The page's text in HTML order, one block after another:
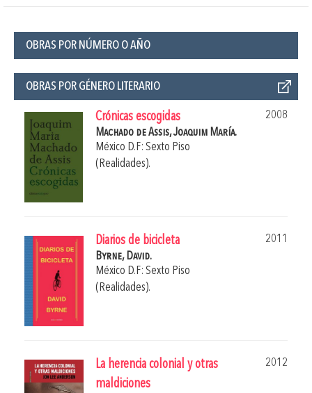
OBRAS POR NÚMERO O AÑO
OBRAS POR GÉNERO LITERARIO
Crónicas escogidas
2008
Machado de Assis, Joaquim María.
México D.F: Sexto Piso
(Realidades).
Diarios de bicicleta
2011
Byrne, David.
México D.F: Sexto Piso
(Realidades).
La herencia colonial y otras
maldiciones
2012